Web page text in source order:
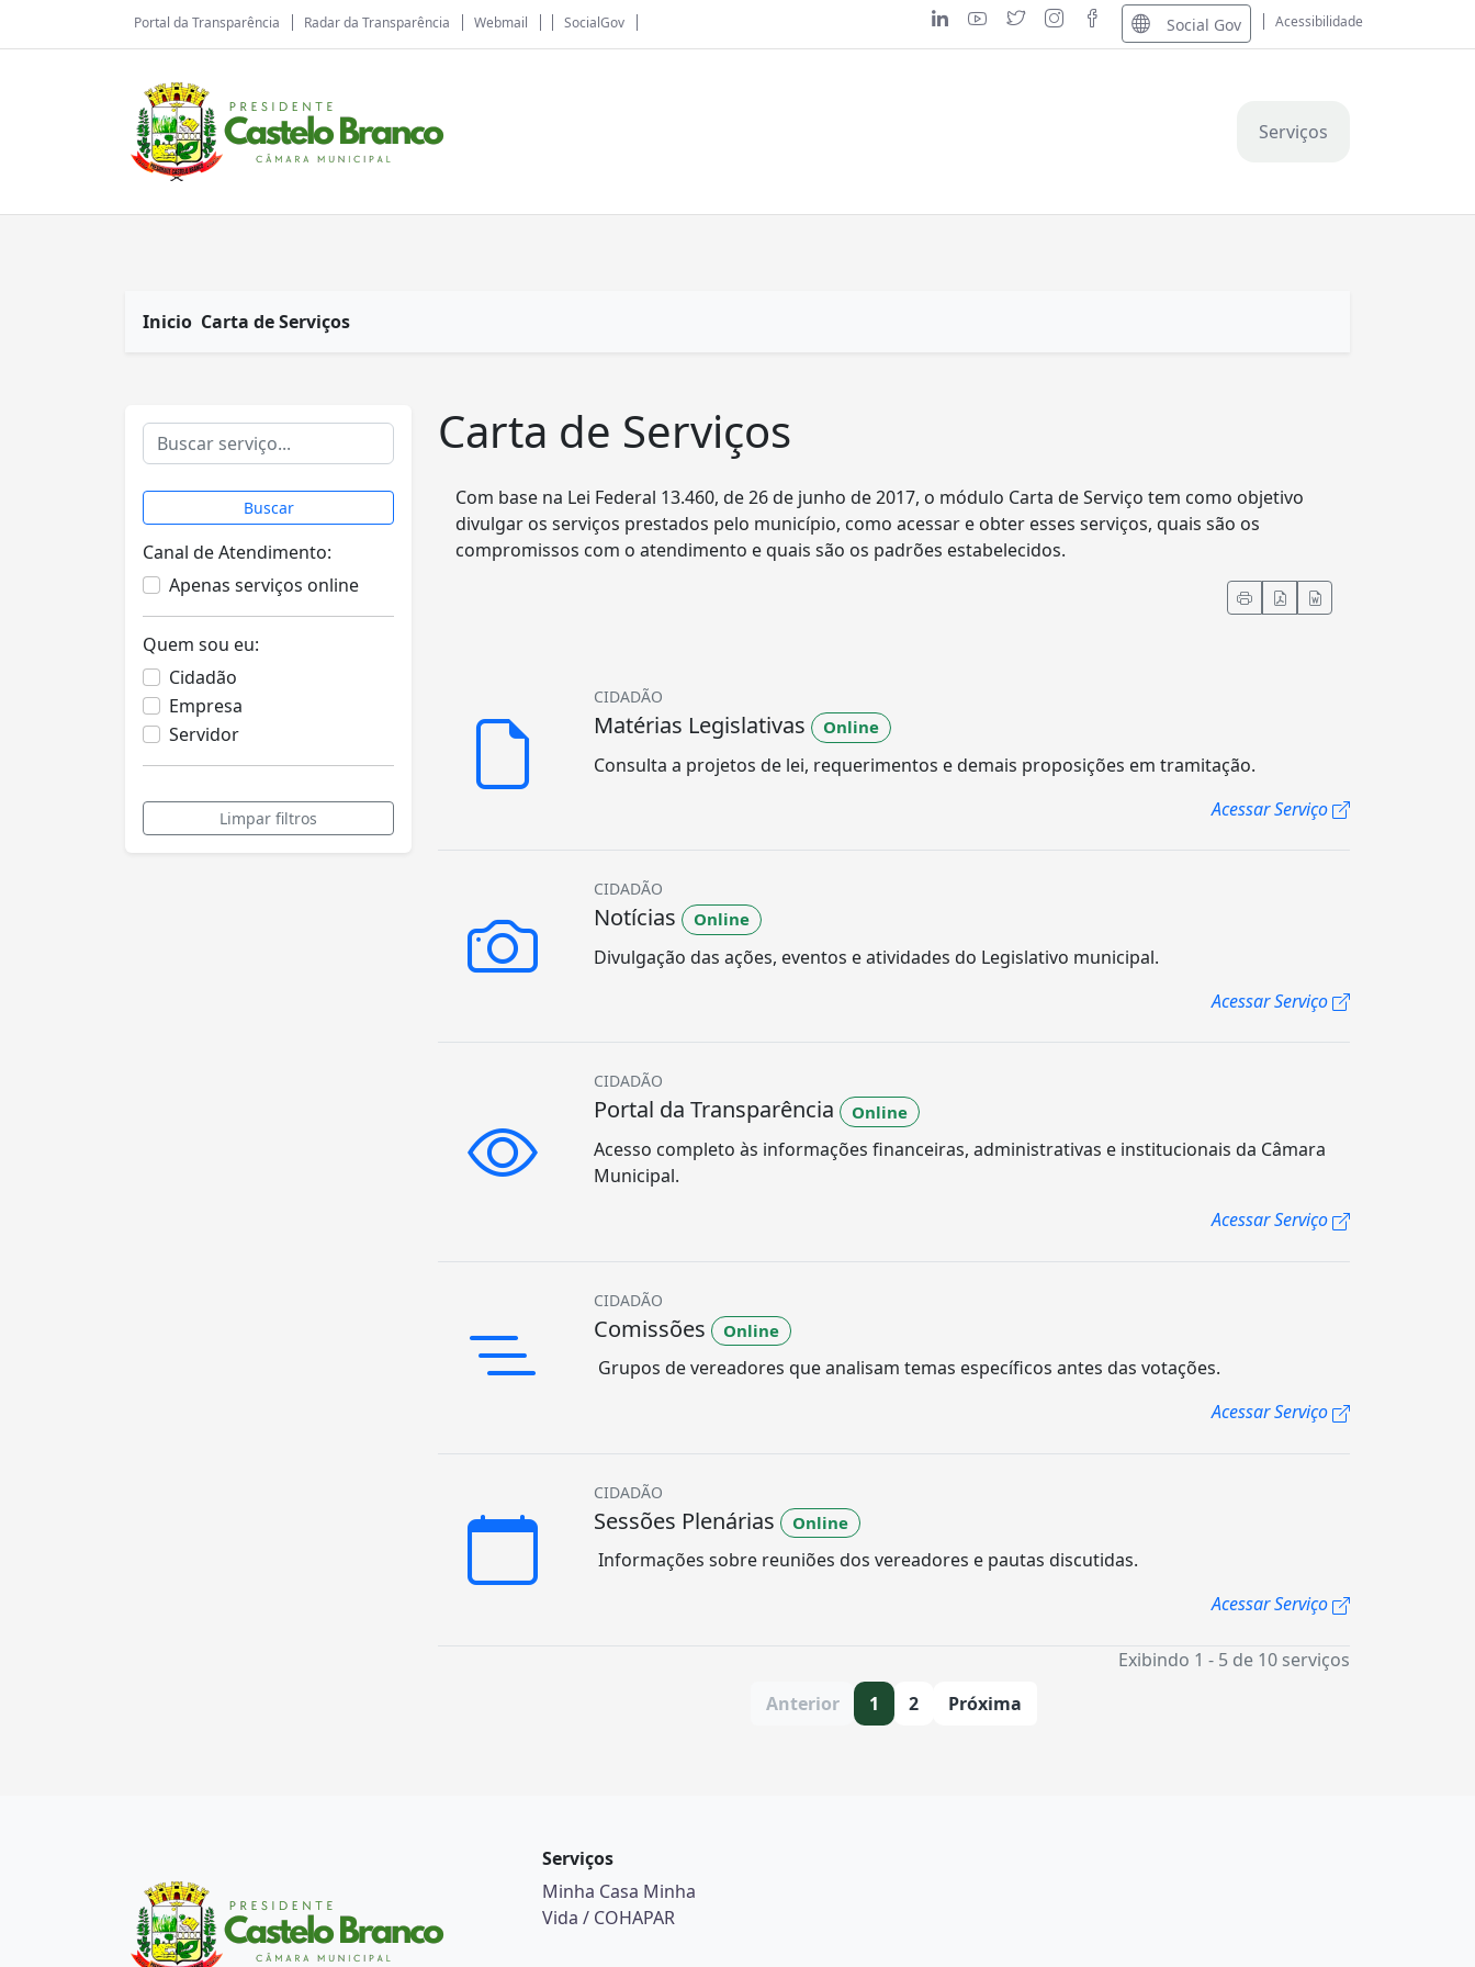
Portal da Transparência Radar da Transparência Webmail SocialGov Social Gov Acessibilidade
Serviços
Inicio Carta de Serviços
Buscar
Canal de Atendimento:
Apenas serviços online
Quem sou eu:
Cidadão
Empresa
Servidor
Limpar filtros
Carta de Serviços
Com base na Lei Federal 13.460, de 26 de junho de 2017, o módulo Carta de Serviço tem como objetivo
divulgar os serviços prestados pelo município, como acessar e obter esses serviços, quais são os
compromissos com o atendimento e quais são os padrões estabelecidos.
CIDADÃO
Matérias Legislativas Online
Consulta a projetos de lei, requerimentos e demais proposições em tramitação.
Acessar Serviço
CIDADÃO
Notícias Online
Divulgação das ações, eventos e atividades do Legislativo municipal.
Acessar Serviço
CIDADÃO
Portal da Transparência Online
Acesso completo às informações financeiras, administrativas e institucionais da Câmara
Municipal.
Acessar Serviço
CIDADÃO
Comissões Online
Grupos de vereadores que analisam temas específicos antes das votações.
Acessar Serviço
CIDADÃO
Sessões Plenárias Online
Informações sobre reuniões dos vereadores e pautas discutidas.
Acessar Serviço
Exibindo 1 - 5 de 10 serviços
Anterior
1 2 Próxima
Serviços
Minha Casa Minha
Vida / COHAPAR